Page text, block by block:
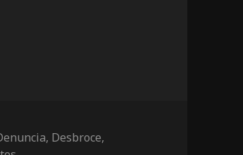
jurídico sobre los daños
, Desbroce,